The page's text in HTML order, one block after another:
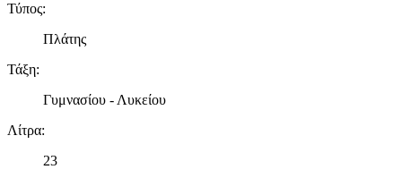
Τύπος:
Πλάτης
Τάξη:
Γυμνασίου - Λυκείου
Λίτρα:
23